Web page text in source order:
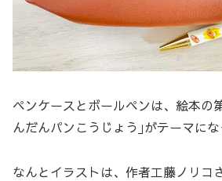
ペンケースとボールペンは、絵本の
んだんパンこうじょう｣がテーマにな
なんとイラストは、作者工藤ノリコ